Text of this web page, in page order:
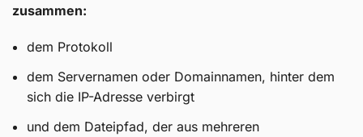
zusammen:
dem Protokoll
dem Servernamen oder Domainnamen, hinter dem
sich die IP-Adresse verbirgt
und dem Dateipfad, der aus mehreren